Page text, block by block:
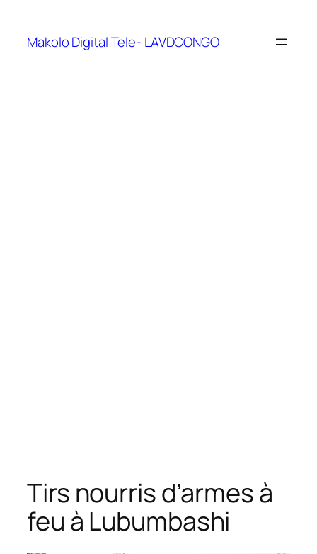
Makolo Digital Tele- LAVDCONGO
Tirs nourris d’armes à
feu à Lubumbashi